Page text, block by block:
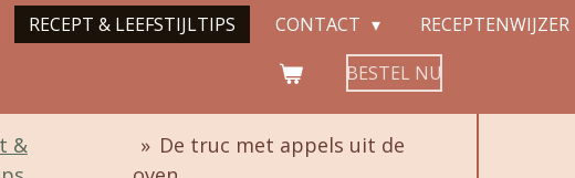
RECEPT & LEEFSTIJLTIPS CONTACT RECEPTENWIJZER
BESTEL NU
&
» De truc met appels uit de